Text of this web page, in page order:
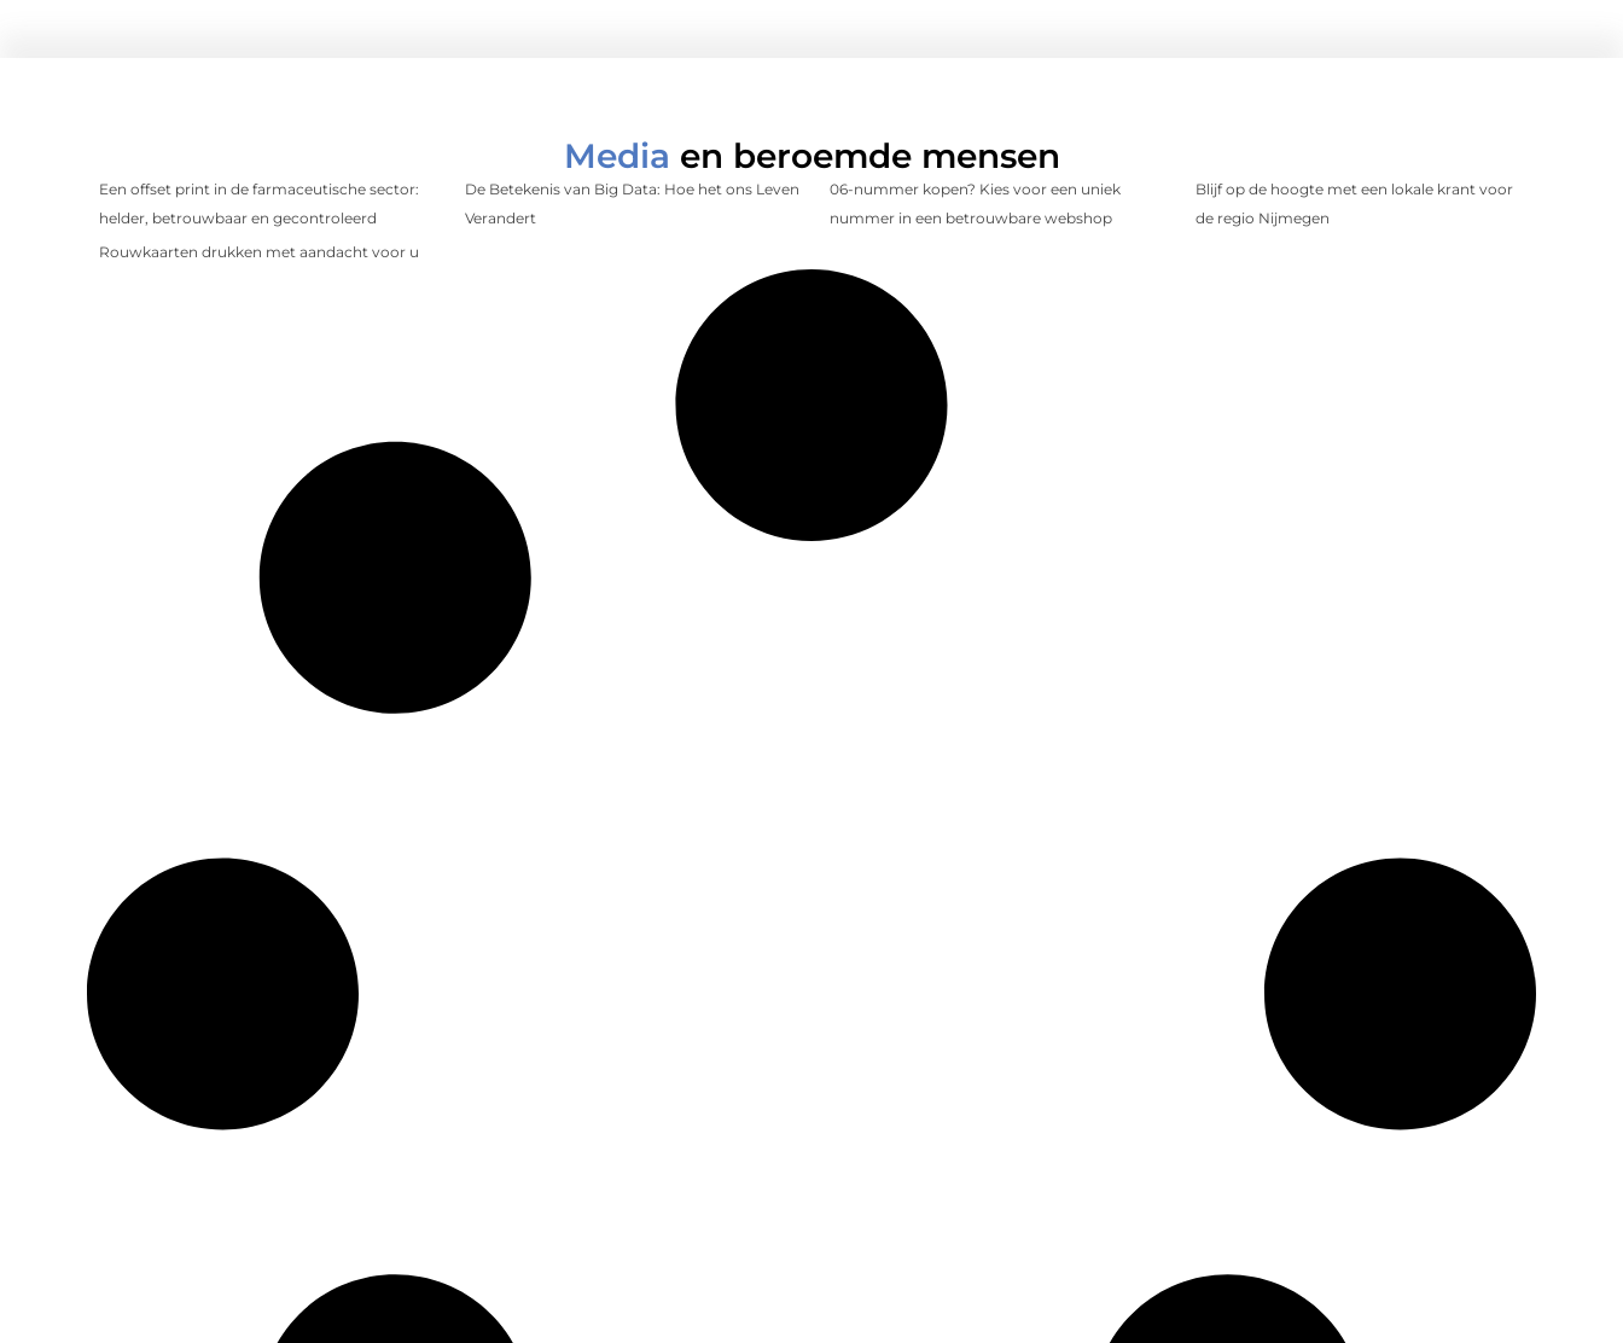
Media en beroemde mensen
Een offset print in de farmaceutische sector:
helder, betrouwbaar en gecontroleerd
De Betekenis van Big Data: Hoe het ons Leven
Verandert
06-nummer kopen? Kies voor een uniek
nummer in een betrouwbare webshop
Blijf op de hoogte met een lokale krant voor
de regio Nijmegen
Rouwkaarten drukken met aandacht voor u